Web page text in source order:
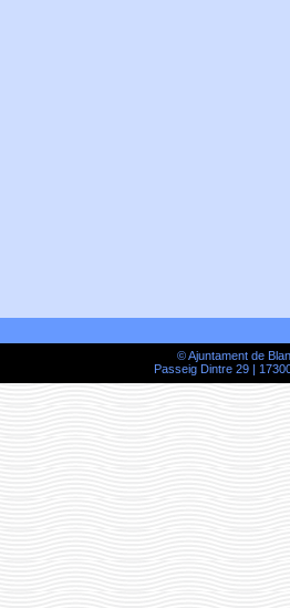
© Ajuntament de
Passeig Dintre 29 |